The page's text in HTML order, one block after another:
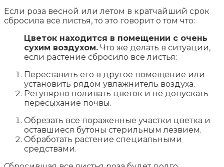
Если роза весной или летом в кратчайший срок
сбросила все листья, то это говорит о том что:
Цветок находится в помещении с очень
сухим воздухом. Что же делать в ситуации,
если растение сбросило все листья:
Переставить его в другое помещение или
установить рядом увлажнитель воздуха.
Регулярно поливать цветок и не допускать
пересыхание почвы.
Обрезать все пораженные участки цветка и
оставшиеся бутоны стерильным лезвием.
Обработать растение специальными
средствами.